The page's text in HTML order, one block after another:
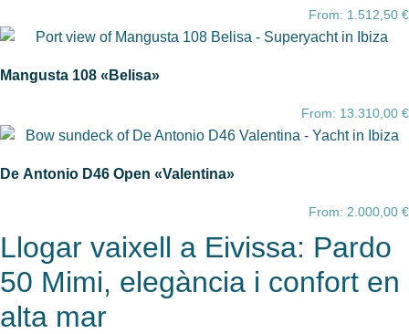
From: 1.512,50 €
Mangusta 108 «Belisa»
From: 13.310,00 €
De Antonio D46 Open «Valentina»
From: 2.000,00 €
Llogar vaixell a Eivissa: Pardo
50 Mimi, elegància i confort en
alta mar